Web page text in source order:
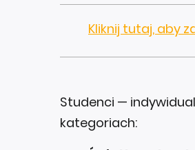
Kliknij tutaj, aby
Studenci —
kategoriach: